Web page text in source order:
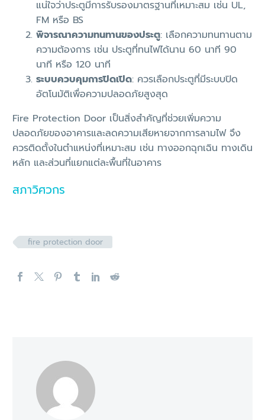
แน่ใจว่าประตูมีการรับรองมาตรฐานที่เหมาะสม เช่น UL,
FM หรือ BS
พิจารณาความทนทานของประตู: เลือกความทนทานตาม
ความต้องการ เช่น ประตูที่ทนไฟได้นาน 60 นาที 90
นาที หรือ 120 นาที
ระบบควบคุมการปิดเปิด: ควรเลือกประตูที่มีระบบปิด
อัตโนมัติเพื่อความปลอดภัยสูงสุด
Fire Protection Door เป็นสิ่งสำคัญที่ช่วยเพิ่มความ
ปลอดภัยของอาคารและลดความเสียหายจากการลามไฟ จึง
ควรติดตั้งในตำแหน่งที่เหมาะสม เช่น ทางออกฉุกเฉิน ทางเดิน
หลัก และส่วนที่แยกแต่ละพื้นที่ในอาคาร
สภาวิศวกร
fire protection door